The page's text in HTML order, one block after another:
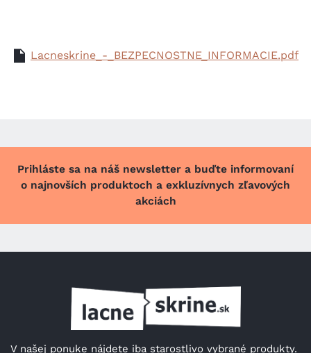
Lacneskrine_-_BEZPECNOSTNE_INFORMACIE.pdf
Prihláste sa na náš newsletter a buďte informovaní
o najnovších produktoch a exkluzívnych zľavových
akciách
V našej ponuke nájdete iba starostlivo vybrané produkty.